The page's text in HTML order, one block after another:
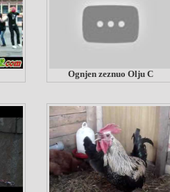
Ognjen zeznuo Olju C